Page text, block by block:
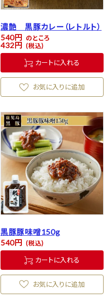
濃艶 黒豚カレー（レトルト）
540 のところ
432 税込
カートに入れる
お気に入りに追加
黒豚豚味噌150g
540 税込
カートに入れる
お気に入りに追加